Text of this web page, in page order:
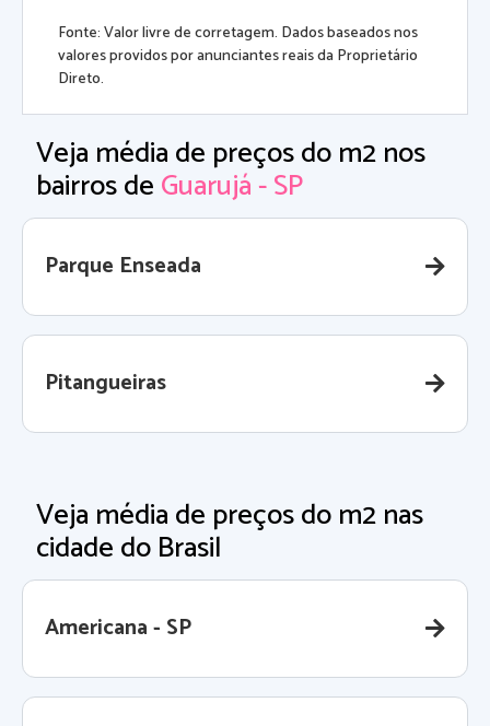
Fonte: Valor livre de corretagem. Dados baseados nos
valores providos por anunciantes reais da Proprietário
Direto.
Veja média de preços do m2 nos
bairros deGuarujá - SP
Parque Enseada
Pitangueiras
Veja média de preços do m2 nas
cidade do Brasil
Americana - SP